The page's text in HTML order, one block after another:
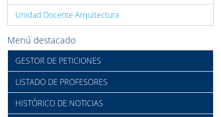
Unidad Docente Arquitectura
Menú destacado
GESTOR DE PETICIONES
LISTADO DE PROFESORES
HISTÓRICO DE NOTICIAS